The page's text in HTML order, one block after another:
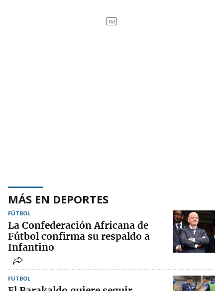
MÁS EN DEPORTES
FÚTBOL
La Confederación Africana de
Fútbol confirma su respaldo a
Infantino
FÚTBOL